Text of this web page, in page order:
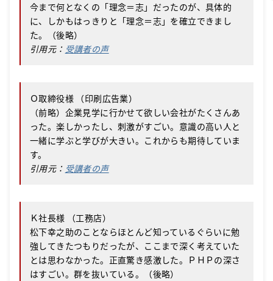
今まで何となくの「理念＝志」だったのが、具体的
に、しかもはっきりと「理念＝志」を確立できまし
た。（後略）
引用元： 受講者の声
Ｏ取締役様 （印刷広告業）
（前略）企業見学に行かせて欲しい会社がたくさんあ
った。楽しかったし、刺激がすごい。意識の高い人と
一緒に学ぶと学びが大きい。これからも期待していま
す。
引用元： 受講者の声
Ｋ社長様 （工務店）
松下幸之助のことならほとんど知っているぐらいに勉
強してきたつもりだったが、ここまで深く考えていた
とは思わなかった。正直驚き感激した。ＰＨＰの深さ
はすごい。群を抜いている。（後略）